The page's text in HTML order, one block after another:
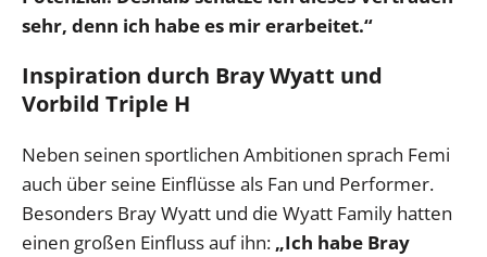
sehr, denn ich habe es mir erarbeitet.“
Inspiration durch Bray Wyatt und
Vorbild Triple H
Neben seinen sportlichen Ambitionen sprach Femi
auch über seine Einflüsse als Fan und Performer.
Besonders Bray Wyatt und die Wyatt Family hatten
einen großen Einfluss auf ihn: „Ich habe Bray